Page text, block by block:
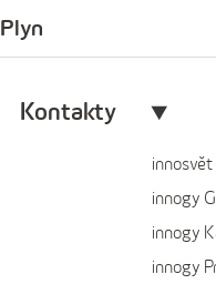
Plyn
Kontakty
innosvět
innogy
innogy
innogy